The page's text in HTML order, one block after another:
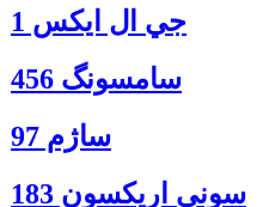
جي ال ايكس 1
سامسونگ 456
ساژم 97
سوني اريكسون 183